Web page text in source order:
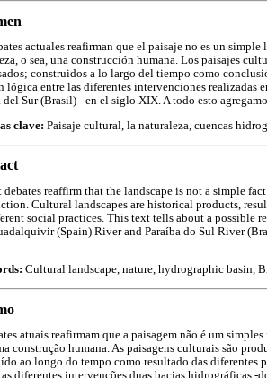
actuales reafirman que el paisaje no es un
o sea, una construcción humana. Los paisajes
construidos a lo largo del tiempo como
lógica entre las diferentes intervenciones realizadas
del Sur (Brasil)– en el siglo XIX. A todo esto
clave: Paisaje cultural, la naturaleza, cuencas
debates reaffirm that the landscape is not a simple
Cultural landscapes are historical products,
social practices. This text tells about a
(Spain) River and Paraíba do Sul River
Cultural landscape, nature, hydrographic basin,
atuais reafirmam que a paisagem não é um
construção humana. As paisagens culturais são
ao longo do tempo como resultado das diferentes